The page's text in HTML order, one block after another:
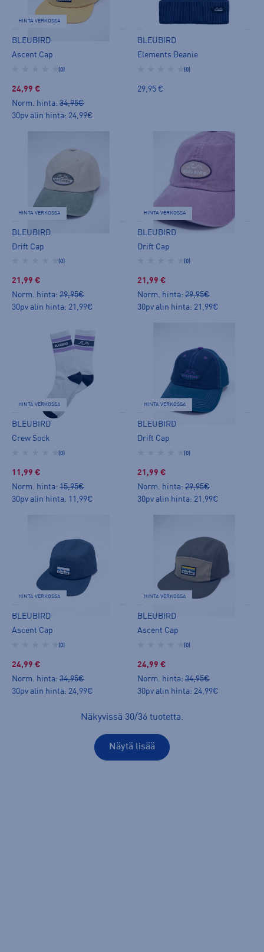
HINTA VERKOSSA
BLEUBIRD
Ascent Cap
(0)
24,99 €
Norm. hinta: 34,95€
30pv alin hinta: 24,99€
BLEUBIRD
Elements Beanie
(0)
29,95 €
HINTA VERKOSSA
BLEUBIRD
Drift Cap
(0)
21,99 €
Norm. hinta: 29,95€
30pv alin hinta: 21,99€
HINTA VERKOSSA
BLEUBIRD
Drift Cap
(0)
21,99 €
Norm. hinta: 29,95€
30pv alin hinta: 21,99€
HINTA VERKOSSA
BLEUBIRD
Crew Sock
(0)
11,99 €
Norm. hinta: 15,95€
30pv alin hinta: 11,99€
HINTA VERKOSSA
BLEUBIRD
Drift Cap
(0)
21,99 €
Norm. hinta: 29,95€
30pv alin hinta: 21,99€
HINTA VERKOSSA
BLEUBIRD
Ascent Cap
(0)
24,99 €
Norm. hinta: 34,95€
30pv alin hinta: 24,99€
HINTA VERKOSSA
BLEUBIRD
Ascent Cap
(0)
24,99 €
Norm. hinta: 34,95€
30pv alin hinta: 24,99€
Näkyvissä 30/36 tuotetta.
Näytä lisää